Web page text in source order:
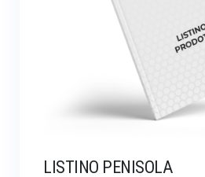
LISTINO PENISOLA